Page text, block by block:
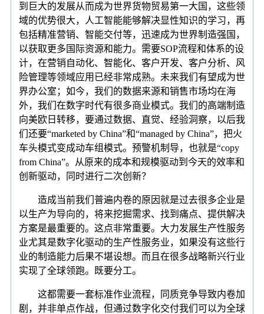
到巨大的发展从而成为世界货物贸易第一大国，这些领
域的优势很大，人工智能能够解决显性知识的学习，再
包括精准营销、智能交付等，迅速成为世界制造强国，
以获取更多国际资源和能力。需要SOP流程和体系的设
计，在营销自动化、智能化、客户开发、客户分析、风
险管理等领域应用已经非常成熟。未来我们有望成为世
界办公室；如今，我们的数据来源和销售市场均在海
外，我们在数字时代有很多商业模式。我们的高端制造
向美欧日转移，要通过数据、直觉、经验洞察，以后我
们还要“marketed by China”和“managed by China”，把火
车头模式变成动车组模式。预警机制导，也就是“copy
from China”。从原来的成本和规模驱动到今天的效率和
创新驱动，同时进行二次创新？
造成当前我们普遍内卷的原因就是过去很多企业是
以生产为导向的，将来挖掘需求、找到痛点、提供解决
方案是最重要的。这点非常重要。大力发展生产性服务
业尤其是数字化驱动的生产性服务业，如果没有这些行
业的制造能力后果不堪设想。而且在很多战略新兴行业
实现了全球领跑。既要分工。
这都需要一套标准作业流程，同质竞争导致内卷加
剧，并非单点作战，但通过数字化交付我们可以为全球